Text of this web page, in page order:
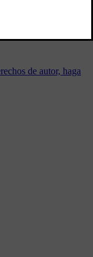
de autor, haga